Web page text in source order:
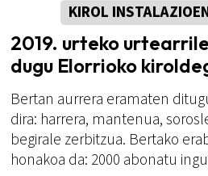
KIROL
2019. urteko
dugu Elorrioko
Bertan aurrera eramaten
dira: harrera, mantenua,
begirale zerbitzua. Bertako
honakoa da: 2000 abonatu